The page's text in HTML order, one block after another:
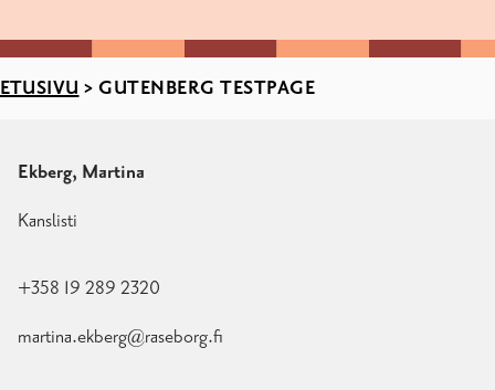
ETUSIVU > GUTENBERG TESTPAGE
Ekberg, Martina
Kanslisti
+358 19 289 2320
martina.ekberg@raseborg.fi